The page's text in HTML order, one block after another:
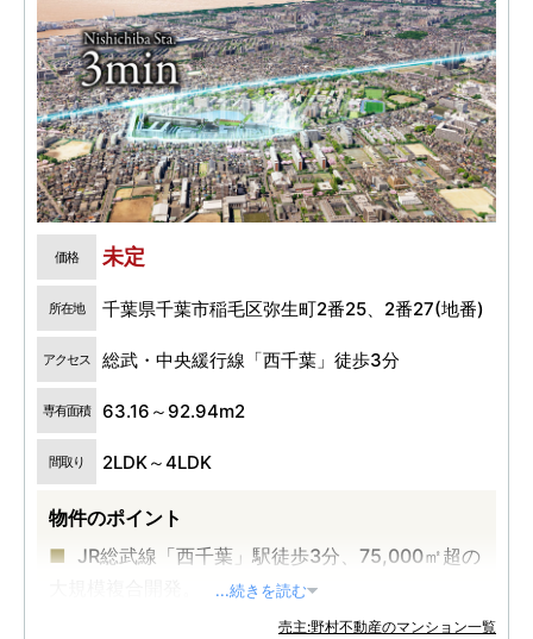
価格 未定
所在地 千葉県千葉市稲毛区弥生町2番25、2番27(地番)
アクセス 総武・中央緩行線「西千葉」徒歩3分
専有面積 63.16～92.94m2
間取り 2LDK～4LDK
物件のポイント
JR総武線「西千葉」駅徒歩3分、75,000㎡超の
12,000㎡超キャンパスパーク中心、多世代が集
...続きを読む
売主:野村不動産のマンション一覧